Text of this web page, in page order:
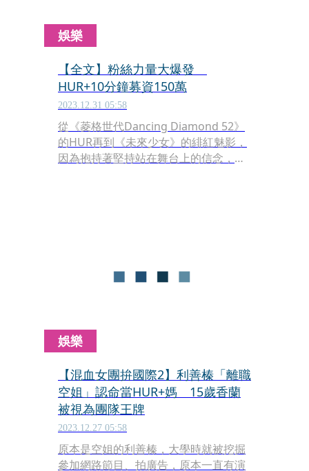
娛樂
【全文】粉絲力量大爆發
HUR+10分鐘募資150萬
2023.12.31 05:58
從《菱格世代Dancing Diamond 52》
的HUR再到《未來少女》的緋紅魅影，
因為抱持著堅持站在舞台上的信念，由
娛樂
【混血女團拚國際2】利善榛「離職
空姐」認命當HUR+媽 15歲香蘭
被視為團隊王牌
2023.12.27 05:58
原本是空姐的利善榛，大學時就被挖掘
參加網路節目、拍廣告，原本一直有演